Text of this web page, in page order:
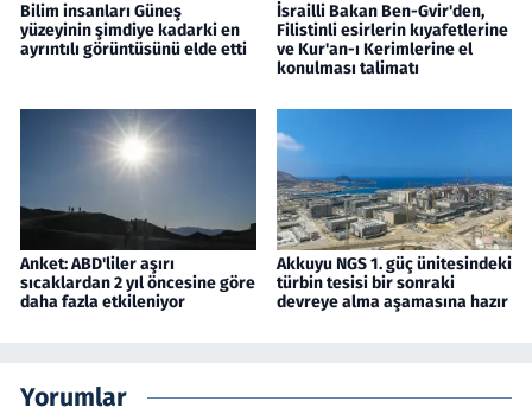
Bilim insanları Güneş
yüzeyinin şimdiye kadarki en
ayrıntılı görüntüsünü elde etti
İsrailli Bakan Ben-Gvir'den,
Filistinli esirlerin kıyafetlerine
ve Kur'an-ı Kerimlerine el
konulması talimatı
Anket: ABD'liler aşırı
sıcaklardan 2 yıl öncesine göre
daha fazla etkileniyor
Akkuyu NGS 1. güç ünitesindeki
türbin tesisi bir sonraki
devreye alma aşamasına hazır
Yorumlar